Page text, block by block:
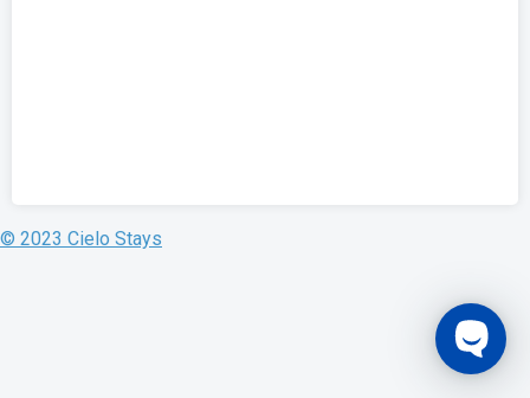
© 2023 Cielo Stays